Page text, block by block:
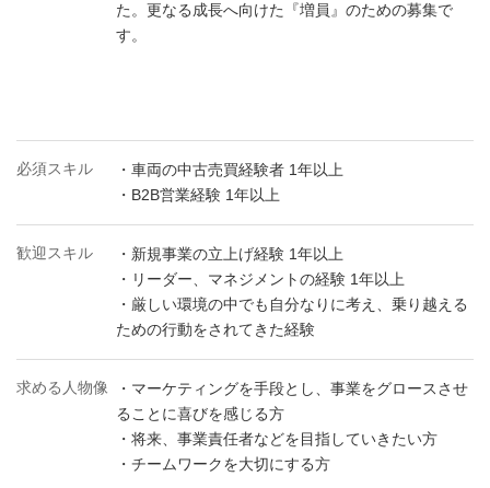
た。更なる成長へ向けた『増員』のための募集で
す。
必須スキル
・車両の中古売買経験者 1年以上
・B2B営業経験 1年以上
歓迎スキル
・新規事業の立上げ経験 1年以上
・リーダー、マネジメントの経験 1年以上
・厳しい環境の中でも自分なりに考え、乗り越える
ための行動をされてきた経験
求める人物像
・マーケティングを手段とし、事業をグロースさせ
ることに喜びを感じる方
・将来、事業責任者などを目指していきたい方
・チームワークを大切にする方